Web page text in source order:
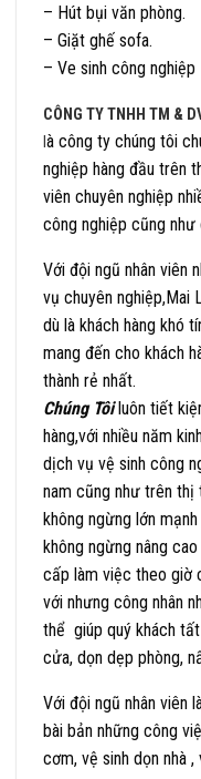
– Hút bụi văn phòng.
– Giặt ghế sofa.
– Ve sinh công nghiệp
CÔNG TY TNHH TM &
là công ty chúng tôi
nghiệp hàng đầu trên
viên chuyên nghiệp
công nghiệp cũng
Với đội ngũ nhân viên
vụ chuyên nghiệp,Mai
dù là khách hàng khó
mang đến cho khách
thành rẻ nhất.
Chúng Tôiluôn tiết
hàng,với nhiều năm
dịch vụ vệ sinh công
nam cũng như trên
không ngừng lớn
không ngừng nâng
cấp làm việc theo giờ
với nhưng công nhân
thể giúp quý khách
cửa, dọn dẹp phòng,
Với đội ngũ nhân viên
bài bản những công
cơm, vệ sinh dọn nhà ,